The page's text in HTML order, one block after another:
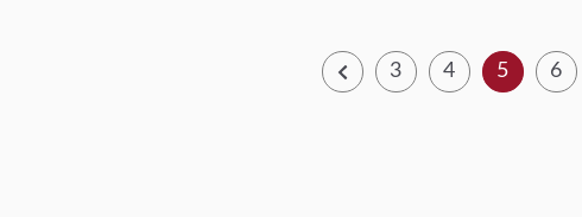
3 4 5 6